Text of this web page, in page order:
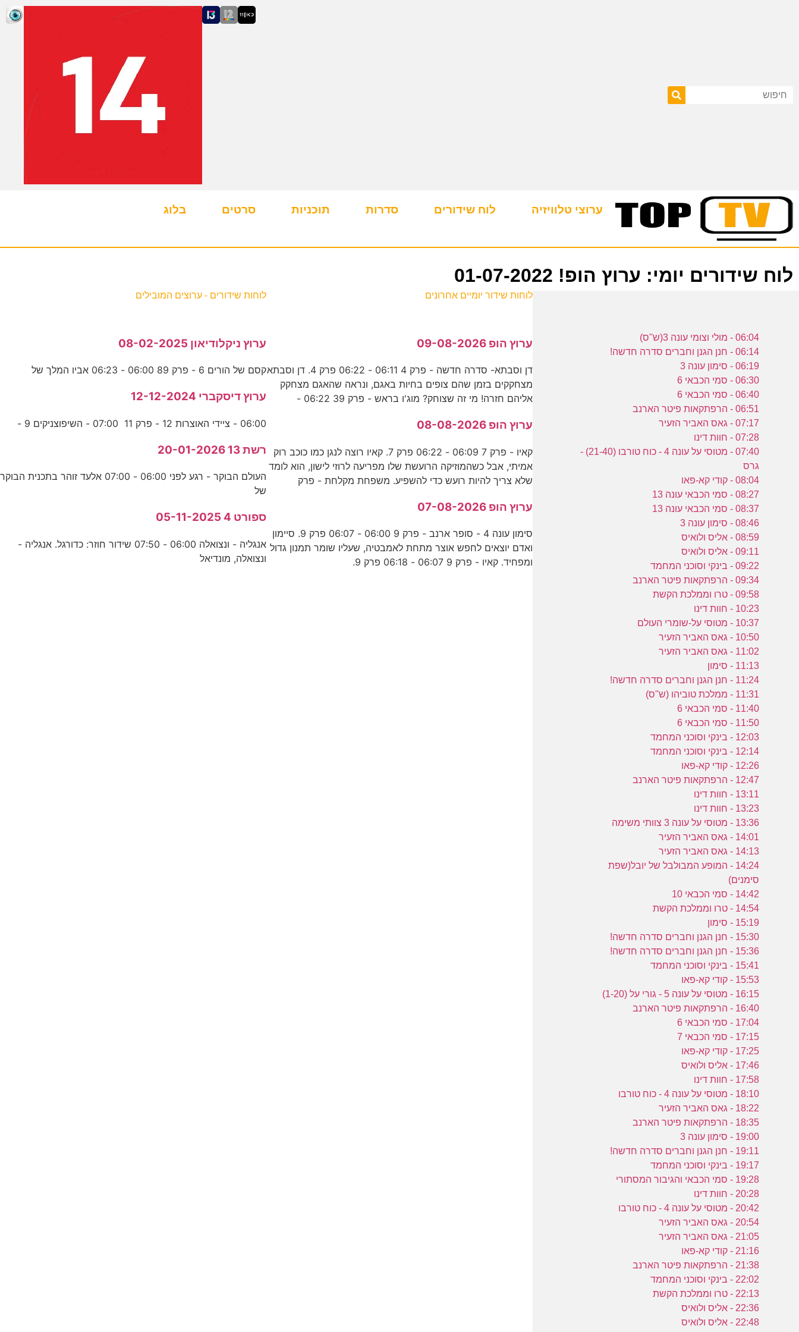
ערוצי טלוויזיה לוח שידורים סדרות תוכניות סרטים בלוג
לוח שידורים יומי: ערוץ הופ! 01-07-2022
06:04 - מולי וצומי עונה 3(ש''ס)
06:14 - חנן הגנן וחברים סדרה חדשה!
06:19 - סימון עונה 3
06:30 - סמי הכבאי 6
06:40 - סמי הכבאי 6
06:51 - הרפתקאות פיטר הארנב
07:17 - גאס האביר הזעיר
07:28 - חוות דינו
07:40 - מטוסי על עונה 4 - כוח טורבו (21-40) -
גרס
08:04 - קודי קא-פאו
08:27 - סמי הכבאי עונה 13
08:37 - סמי הכבאי עונה 13
08:46 - סימון עונה 3
08:59 - אליס ולואיס
09:11 - אליס ולואיס
09:22 - בינקי וסוכני המחמד
09:34 - הרפתקאות פיטר הארנב
09:58 - טרו וממלכת הקשת
10:23 - חוות דינו
10:37 - מטוסי על-שומרי העולם
10:50 - גאס האביר הזעיר
11:02 - גאס האביר הזעיר
11:13 - סימון
11:24 - חנן הגנן וחברים סדרה חדשה!
11:31 - ממלכת טוביהו (ש''ס)
11:40 - סמי הכבאי 6
11:50 - סמי הכבאי 6
12:03 - בינקי וסוכני המחמד
12:14 - בינקי וסוכני המחמד
12:26 - קודי קא-פאו
12:47 - הרפתקאות פיטר הארנב
13:11 - חוות דינו
13:23 - חוות דינו
13:36 - מטוסי על עונה 3 צוותי משימה
14:01 - גאס האביר הזעיר
14:13 - גאס האביר הזעיר
14:24 - המופע המבולבל של יובל(שפת
סימנים)
14:42 - סמי הכבאי 10
14:54 - טרו וממלכת הקשת
15:19 - סימון
15:30 - חנן הגנן וחברים סדרה חדשה!
15:36 - חנן הגנן וחברים סדרה חדשה!
15:41 - בינקי וסוכני המחמד
15:53 - קודי קא-פאו
16:15 - מטוסי על עונה 5 - גורי על (1-20)
16:40 - הרפתקאות פיטר הארנב
17:04 - סמי הכבאי 6
17:15 - סמי הכבאי 7
17:25 - קודי קא-פאו
17:46 - אליס ולואיס
17:58 - חוות דינו
18:10 - מטוסי על עונה 4 - כוח טורבו
18:22 - גאס האביר הזעיר
18:35 - הרפתקאות פיטר הארנב
19:00 - סימון עונה 3
19:11 - חנן הגנן וחברים סדרה חדשה!
19:17 - בינקי וסוכני המחמד
19:28 - סמי הכבאי והגיבור המסתורי
20:28 - חוות דינו
20:42 - מטוסי על עונה 4 - כוח טורבו
20:54 - גאס האביר הזעיר
21:05 - גאס האביר הזעיר
21:16 - קודי קא-פאו
21:38 - הרפתקאות פיטר הארנב
22:02 - בינקי וסוכני המחמד
22:13 - טרו וממלכת הקשת
22:36 - אליס ולואיס
22:48 - אליס ולואיס
לוחות שידור יומיים אחרונים
ערוץ הופ 09-08-2026
דן וסבתא- סדרה חדשה - פרק 4 06:11 - 06:22 פרק 4. דן וסבתא
מצחקקים בזמן שהם צופים בחיות באגם, ונראה שהאגם מצחקק
אליהם חזרה! מי זה שצוחק? מוג'ו בראש - פרק 39 06:22 -
ערוץ הופ 08-08-2026
קאיו - פרק 7 06:09 - 06:22 פרק 7. קאיו רוצה לנגן כמו כוכב רוק
אמיתי, אבל כשהמוזיקה הרועשת שלו מפריעה לרוזי לישון, הוא לומד
שלא צריך להיות רועש כדי להשפיע. משפחת מקלחת - פרק
ערוץ הופ 07-08-2026
סימון עונה 4 - סופר ארנב - פרק 9 06:00 - 06:07 פרק 9. סיימון
ואדם יוצאים לחפש אוצר מתחת לאמבטיה, שעליו שומר תמנון גדול
ומפחיד. קאיו - פרק 9 06:07 - 06:18 פרק 9.
לוחות שידורים - ערוצים המובילים
ערוץ ניקלודיאון 08-02-2025
קסם של הורים 6 - פרק 89 06:00 - 06:23 אביו המלך של
ערוץ דיסקברי 12-12-2024
06:00 - ציידי האוצרות 12 - פרק 11 07:00 - השיפוצניקים 9 -
רשת 13 20-01-2026
העולם הבוקר - רגע לפני 06:00 - 07:00 אלעד זוהר בתכנית הבוקר
של
ספורט 4 05-11-2025
אנגליה - ונצואלה 06:00 - 07:50 שידור חוזר: כדורגל. אנגליה -
ונצואלה, מונדיאל